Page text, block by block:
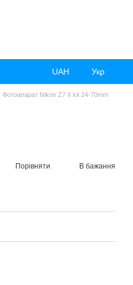
UAH Укр
Фотоапарат Nikon Z7 II kit 24-70mm
Порівняти В бажання